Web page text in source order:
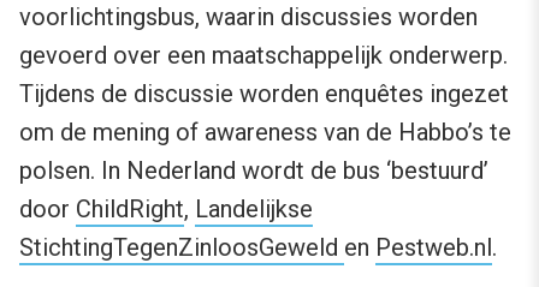
voorlichtingsbus, waarin discussies worden
gevoerd over een maatschappelijk onderwerp.
Tijdens de discussie worden enquêtes ingezet
om de mening of awareness van de Habbo’s te
polsen. In Nederland wordt de bus ‘bestuurd’
door ChildRight, Landelijkse
StichtingTegenZinloosGeweld en Pestweb.nl.